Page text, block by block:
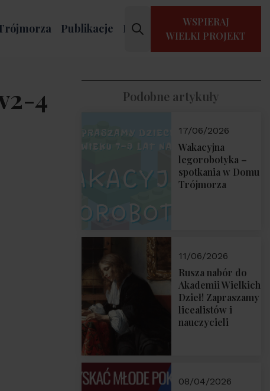
Publikacje Kontakt
WSPIERAJ
WIELKI PROJEKT
4 Podobne artykuły
17/06/2026
Wakacyjna
legorobotyka –
spotkania w Domu
Trójmorza
11/06/2026
Rusza nabór do
Akademii Wielkich
Dzieł! Zapraszamy
licealistów i
nauczycieli
08/04/2026